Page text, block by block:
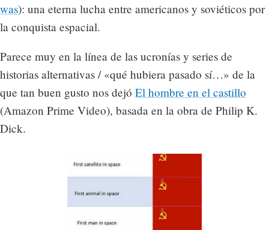
was): una eterna lucha entre americanos y soviéticos por
la conquista espacial.
Parece muy en la línea de las ucronías y series de
historias alternativas / «qué hubiera pasado sí…» de la
que tan buen gusto nos dejó El hombre en el castillo
(Amazon Prime Video), basada en la obra de Philip K.
Dick.